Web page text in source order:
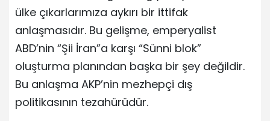
ülke çıkarlarımıza aykırı bir ittifak
anlaşmasıdır. Bu gelişme, emperyalist
ABD’nin “Şii İran”a karşı “Sünni blok”
oluşturma planından başka bir şey değildir.
Bu anlaşma AKP’nin mezhepçi dış
politikasının tezahürüdür.